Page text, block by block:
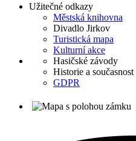
Užitečné odkazy
Městská knihovna
Divadlo Jirkov
Turistická mapa
Kulturní akce
Hasičské závody
Historie a současnost
GDPR